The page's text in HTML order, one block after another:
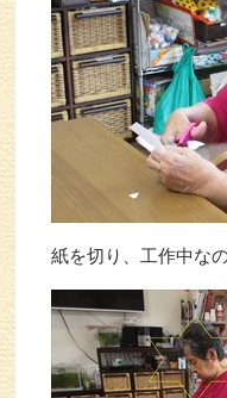
紙を切り、工作中